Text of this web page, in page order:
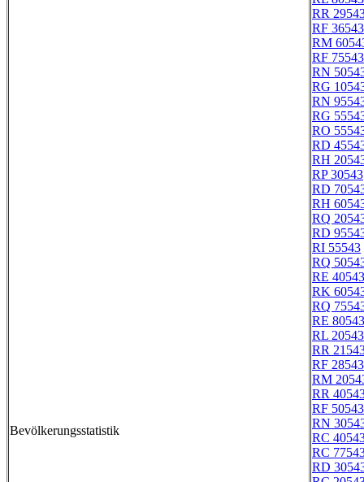
Bevölkerungsstatistik
RR
RF 36543
RM
RF 75543
RN
RG
RN
RG
RO
RD
RH
RP 30543
RD
RH
RQ
RD
RI 55543
RQ
RE 40543
RK
RQ
RE 80543
RL 20543
RR
RF 28543
RM
RR
RF 50543
RN
RC
RC
RD